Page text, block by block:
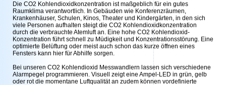
Die CO2 Kohlendioxidkonzentration ist maßgeblich für ein gutes
Raumklima verantwortlich. In Gebäuden wie Konferenzräumen,
Krankenhäuser, Schulen, Kinos, Theater und Kindergärten, in den sich
viele Personen aufhalten steigt die CO2 Kohlendioxidkonzentration
durch die verbrauchte Atemluft an. Eine hohe CO2 Kohlendioxid-
Konzentration führt schnell zu Müdigkeit und Konzentrationsstörung. Eine
optimierte Belüftung oder meist auch schon das kurze öffnen eines
Fensters kann hier für Abhilfe sorgen.
Bei unseren CO2 Kohlendioxid Messwandlern lassen sich verschiedene
Alarmpegel programmieren. Visuell zeigt eine Ampel-LED in grün, gelb
oder rot die momentane Luftqualität an zudem können vordefinierte